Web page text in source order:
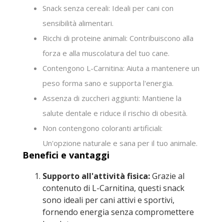
Snack senza cereali: Ideali per cani con
sensibilità alimentari.
Ricchi di proteine animali: Contribuiscono alla
forza e alla muscolatura del tuo cane.
Contengono L-Carnitina: Aiuta a mantenere un
peso forma sano e supporta l'energia.
Assenza di zuccheri aggiunti: Mantiene la
salute dentale e riduce il rischio di obesità.
Non contengono coloranti artificiali:
Un'opzione naturale e sana per il tuo animale.
Benefici e vantaggi
Supporto all'attività fisica:Grazie al
contenuto di L-Carnitina, questi snack
sono ideali per cani attivi e sportivi,
fornendo energia senza compromettere